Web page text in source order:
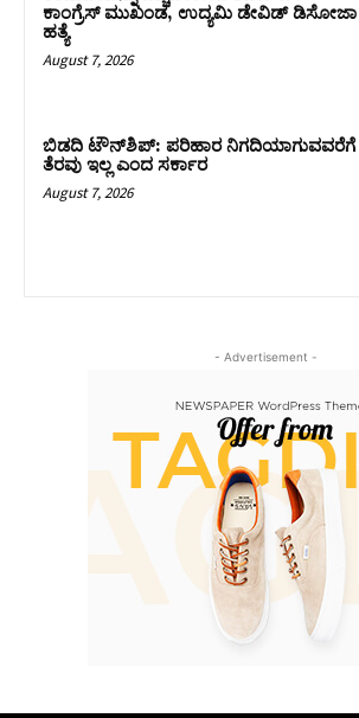
ಕಾಂಗ್ರೆಸ್‌ ಮುಖಂಡ, ಉದ್ಯಮಿ ಡೇವಿಡ್ ಡಿಸೋಜಾ
ಹತ್ಯೆ
August 7, 2026
ಬಿಡದಿ ಟೌನ್‌ಶಿಪ್‌: ಪರಿಹಾರ ನಿಗದಿಯಾಗುವವರೆಗೆ
ತೆರವು ಇಲ್ಲ ಎಂದ ಸರ್ಕಾರ
August 7, 2026
- Advertisement -